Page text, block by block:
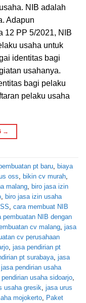
NIB adalah
Adapun
12 PP 5/2021, NIB
usaha untuk
identitas bagi
usahanya.
bagi pelaku
pelaku usaha
→
pt baru biaya
oss bikin cv murah
malang biro jasa izin
biro jasa izin usaha
cara membuat NIB
pembuatan NIB dengan
cv malang jasa
cv perusahaan
jasa pendirian pt
pt surabaya jasa
jasa pendirian usaha
usaha sidoarjo
usaha gresik jasa urus
mojokerto Paket